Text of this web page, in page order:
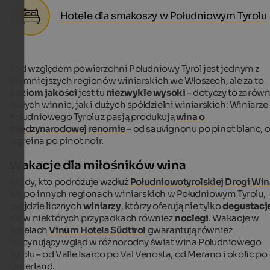
Hotele dla smakoszy w Południowym Tyrolu
Pod względem powierzchni Południowy Tyrol jest jednym z
najmniejszych regionów winiarskich we Włoszech, ale za to
poziom jakościjest tu niezwykle wysoki–dotyczy to
małych winnic, jak i dużych spółdzielni winiarskich: Winiarze
Południowego Tyrolu z pasją produkująwina o
międzynarodowej renomie– od sauvignonu po pinot blanc,
lagreina po pinot noir.
Wakacje dla miłośników wina
Każdy, kto podróżuje wzdłuż Południowotyrolskiej Drogi
lub po innych regionach winiarskich w Południowym Tyrolu,
znajdzie licznychwiniarzy, którzy oferują nie tylko
ale w niektórych przypadkach również noclegi. Wakacje w
hotelachVinum Hotels Südtirol gwarantują również
fascynujący wgląd w różnorodny świat wina Południowego
Tyrolu – od Valle Isarco po Val Venosta, od Merano i okolic po
Unterland.